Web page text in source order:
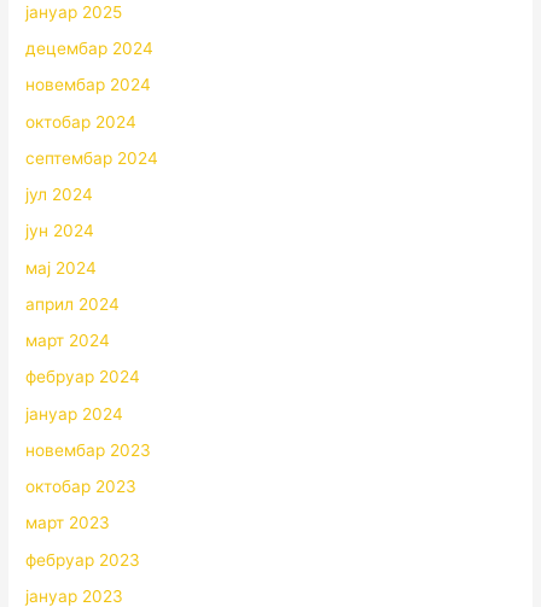
јануар 2025
децембар 2024
новембар 2024
октобар 2024
септембар 2024
јул 2024
јун 2024
мај 2024
април 2024
март 2024
фебруар 2024
јануар 2024
новембар 2023
октобар 2023
март 2023
фебруар 2023
јануар 2023